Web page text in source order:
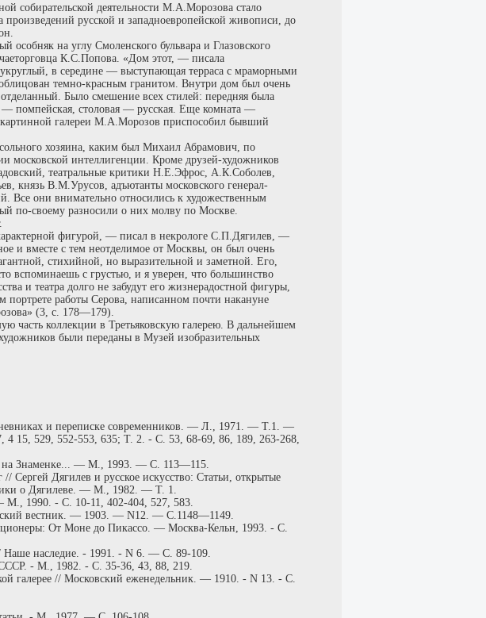
собирательской деятельности М.А.Морозова стало
произведений русской и западноевропейской живописи, до
на углу Смоленского бульвара и Глазовского
К.С.Попова. «Дом этот, — писала
в середине — выступающая терраса с мраморными
темно-красным гранитом. Внутри дом был очень
Было смешение всех стилей: передняя была
— помпейская, столовая — русская. Еще комната —
галереи М.А.Морозов приспособил бывший
хозяина, каким был Михаил Абрамович, по
московской интеллигенции. Кроме друзей-художников
театральные критики Н.Е.Эфрос, А.К.Соболев,
князь В.М.Урусов, адъютанты московского генерал-
Все они внимательно относились к художественным
по-своему разносили о них молву по Москве.
фигурой, — писал в некрологе С.П.Дягилев, —
и вместе с тем неотделимое от Москвы, он был очень
стихийной, но выразительной и заметной. Его,
вспоминаешь с грустью, и я уверен, что большинство
и театра долго не забудут его жизнерадостной фигуры,
портрете работы Серова, написанном почти накануне
(3, с. 178—179).
часть коллекции в Третьяковскую галерею. В дальнейшем
были переданы в Музей изобразительных
и переписке современников. — Л., 1971. — Т.1. —
4 15, 529, 552-553, 635; Т. 2. - С. 53, 68-69, 86, 189, 263-268,
Знаменке... — М., 1993. — С. 113—115.
Дягилев и русское искусство: Статьи, открытые
о Дягилеве. — М., 1982. — Т. 1.
1990. - С. 10-11, 402-404, 527, 583.
вестник. — 1903. — N12. — C.1148—1149.
От Моне до Пикассо. — Москва-Кельн, 1993. - С.
наследие. - 1991. - N 6. — С. 89-109.
- М., 1982. - С. 35-36, 43, 88, 219.
галерее // Московский еженедельник. — 1910. - N 13. - С.